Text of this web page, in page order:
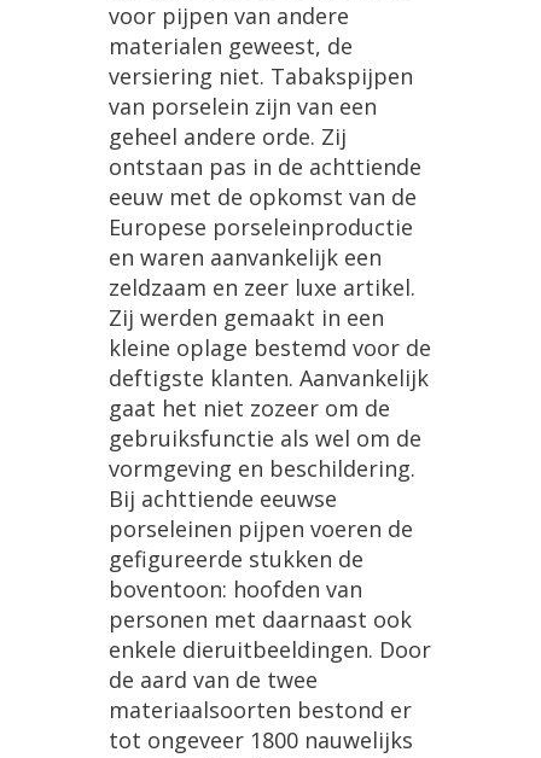
voor pijpen van andere
materialen geweest, de
versiering niet. Tabakspijpen
van porselein zijn van een
geheel andere orde. Zij
ontstaan pas in de achttiende
eeuw met de opkomst van de
Europese porseleinproductie
en waren aanvankelijk een
zeldzaam en zeer luxe artikel.
Zij werden gemaakt in een
kleine oplage bestemd voor de
deftigste klanten. Aanvankelijk
gaat het niet zozeer om de
gebruiksfunctie als wel om de
vormgeving en beschildering.
Bij achttiende eeuwse
porseleinen pijpen voeren de
gefigureerde stukken de
boventoon: hoofden van
personen met daarnaast ook
enkele dieruitbeeldingen. Door
de aard van de twee
materiaalsoorten bestond er
tot ongeveer 1800 nauwelijks